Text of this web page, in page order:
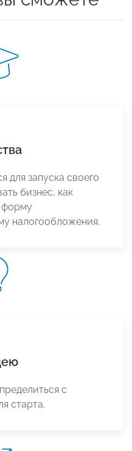
для запуска своего
бизнес, как
форму
налогообложения.
с
старта.